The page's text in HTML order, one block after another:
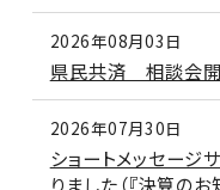
2026年08月03日
県民共済 相談会開
2026年07月30日
ショートメッセージ
りました（『決算の